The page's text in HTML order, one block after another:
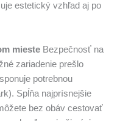
estetický vzhľad aj po
mieste Bezpečnosť na
zariadenie prešlo
potrebnou
Spĺňa najprísnejšie
bez obáv cestovať